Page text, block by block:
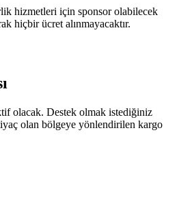
hizmetleri için sponsor olabilecek
hiçbir ücret alınmayacaktır.
olacak. Destek olmak istediğiniz
olan bölgeye yönlendirilen kargo